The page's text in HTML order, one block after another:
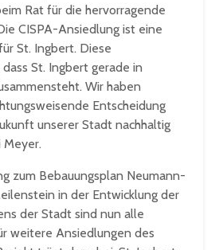
Rat für die hervorragende
CISPA-Ansiedlung ist eine
St. Ingbert. Diese
St. Ingbert gerade in
Wir haben
Entscheidung
unserer Stadt nachhaltig
Meyer.
zum Bebauungsplan Neumann-
in der Entwicklung der
der Stadt sind nun alle
weitere Ansiedlungen des